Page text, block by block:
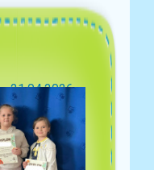
21.04.2026